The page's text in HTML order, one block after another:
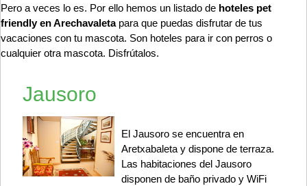
Pero a veces lo es. Por ello hemos un listado de hoteles pet
friendly en Arechavaletapara que puedas disfrutar de tus
vacaciones con tu mascota. Son hoteles para ir con perros o
cualquier otra mascota. Disfrútalos.
Jausoro
El Jausoro se encuentra en
Aretxabaleta y dispone de terraza.
Las habitaciones del Jausoro
disponen de baño privado y WiFi